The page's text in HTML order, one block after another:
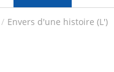
/ Envers d'une histoire (L')